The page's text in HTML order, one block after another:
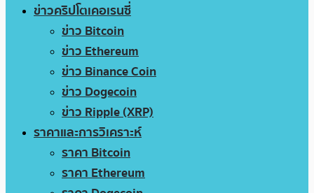
ข่าวคริปโตเคอเรนซี่
ข่าว Bitcoin
ข่าว Ethereum
ข่าว Binance Coin
ข่าว Dogecoin
ข่าว Ripple (XRP)
ราคาและการวิเคราะห์
ราคา Bitcoin
ราคา Ethereum